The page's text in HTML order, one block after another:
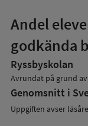
Andel
godkända
Ryssbyskolan
Avrundat på grund
Genomsnitt i
Uppgiften avser